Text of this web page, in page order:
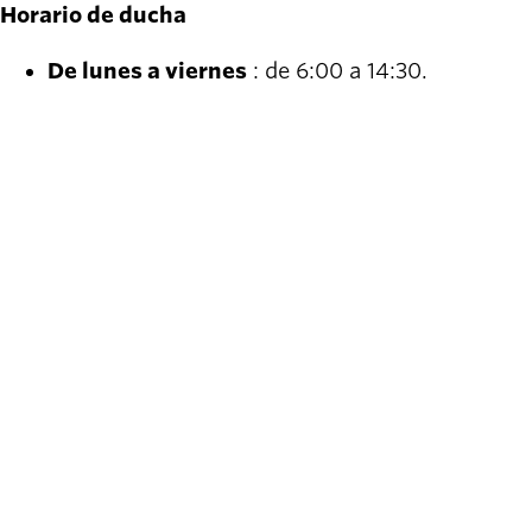
Horario de ducha
De lunes a viernes : de 6:00 a 14:30.